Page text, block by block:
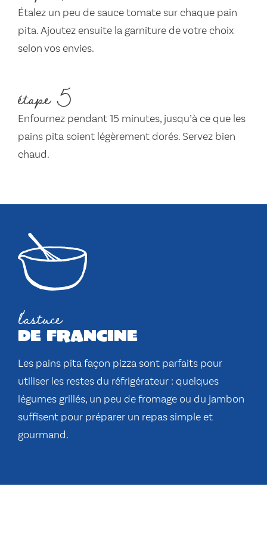
Étalez un peu de sauce tomate sur chaque pain
pita. Ajoutez ensuite la garniture de votre choix
selon vos envies.
étape 5
Enfournez pendant 15 minutes, jusqu’à ce que les
pains pita soient légèrement dorés. Servez bien
chaud.
l'astuce
de francine
Les pains pita façon pizza sont parfaits pour
utiliser les restes du réfrigérateur : quelques
légumes grillés, un peu de fromage ou du jambon
suffisent pour préparer un repas simple et
gourmand.